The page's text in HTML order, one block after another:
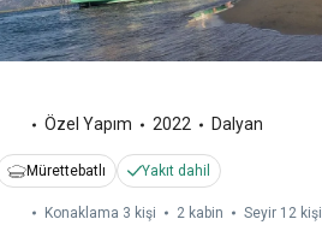
Özel Yapım 2022 Dalyan
Mürettebatlı Yakıt dahil
Konaklama 3 kişi 2 kabin
Seyir 12 kişi